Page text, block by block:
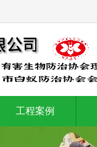
工程案例